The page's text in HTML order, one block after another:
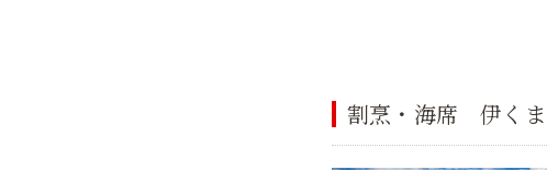
割烹・海席 伊くま